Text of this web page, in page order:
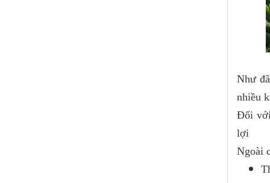
Như
nhiều
Đối với
lợi
Ngoài